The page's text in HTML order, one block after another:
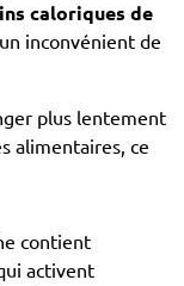
caloriques de
un inconvénient de
plus lentement
alimentaires, ce
contient
qui activent